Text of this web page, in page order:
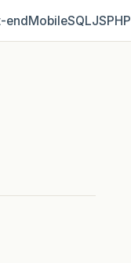
MobileSQLJSPHP